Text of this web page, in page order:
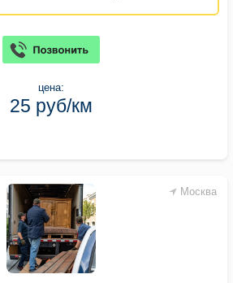
цена:
25 руб/км
Москва